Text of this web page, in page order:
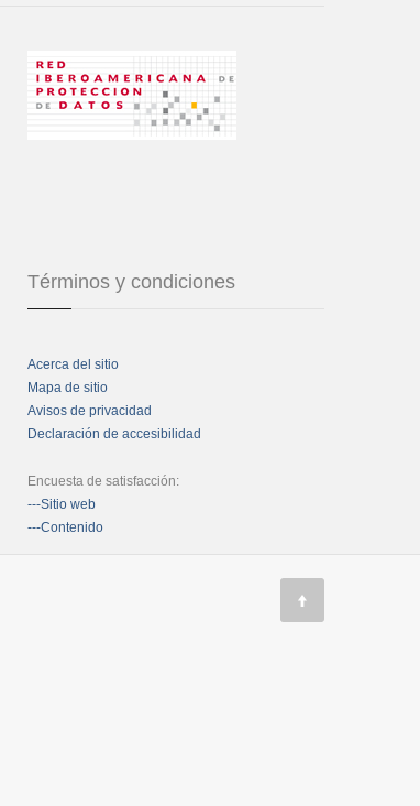
Términos y condiciones
Acerca del sitio
Mapa de sitio
Avisos de privacidad
Declaración de accesibilidad
Encuesta de satisfacción:
---Sitio web
---Contenido